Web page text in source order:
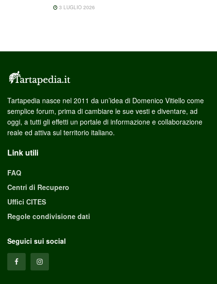
3 LUGLIO 2026
Tartapedia nasce nel 2011 da un’idea di Domenico Vitiello come
semplice forum, prima di cambiare le sue vesti e diventare, ad
oggi, a tutti gli effetti un portale di informazione e collaborazione
reale ed attiva sul territorio italiano.
Link utili
FAQ
Centri di Recupero
Uffici CITES
Regole condivisione dati
Seguici sui social